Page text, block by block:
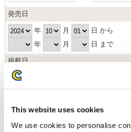
This website uses cookies
We use cookies to personalise
発売日
年 月
日 から
年
月 日 まで
掲載日